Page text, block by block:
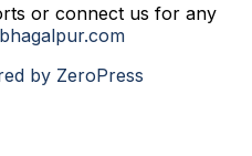
or connect us for any
by ZeroPress